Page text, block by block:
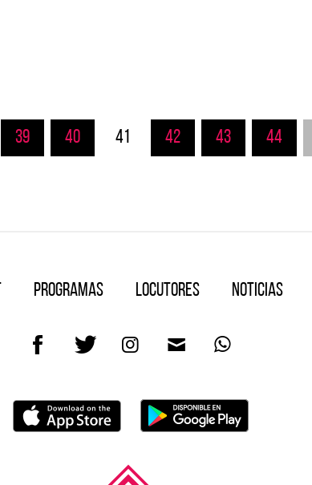
39 40 41 42 43 44
Programas Locutores Noticias